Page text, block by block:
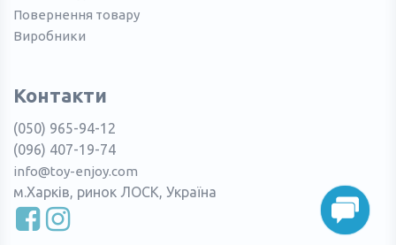
Повернення товару
Виробники
Контакти
(050) 965-94-12
(096) 407-19-74
info@toy-enjoy.com
м.Харків, ринок ЛОСК, Україна